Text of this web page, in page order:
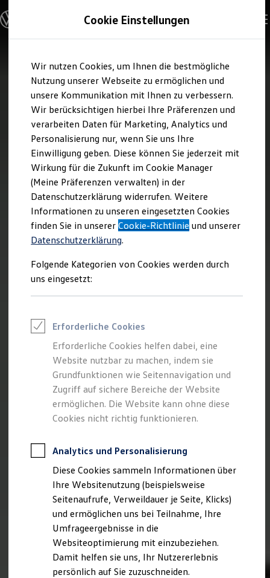
Hauptinhalt
springen
Footer
springen
Modelle und Konfigurator
Konfigurator
Modelle vergleichen
Elektroautos
ENERGY Sondermodelle
Nutzfahrzeuge
SUV und CUV
Familienautos
Kombis
Kompaktwagen
Sportwagen
Schnell verfügbare Fahrzeuge
Angebote und Produkte
Aktuelle Angebote
E-Auto-Förderung
Volkswagen Marktplatz
Die ENERGY Sondermodelle
Junge Gebrauchtwagen und Gebrauchtwagen
Volkswagen Zertifizierte Gebrauchtwagen
Elektromobilität bei Gebrauchtwagen
Saisonangebote
Reifenpakete
Leasing
Leasing-Angebote
Elektroauto Leasing
Kleinwagen-Leasing
Leasing ohne Anzahlung
Finanzierung
Autokredit mit Schlussrate
Versicherungen und Garantien
Kfz-Versicherung
Restschuldversicherungen
Garantien
Professional Class bei Volkswagen
Behörden
Direktkunden
Sonderfahrzeuge
Anpfiff zum Gewinn
Elektromobilität
Elektroautos
ID. Tutorials
Elektrofahrzeugkonzepte
ID. EVERY1
Reichweite
Cookie Einstellungen
Wir nutzen Cookies, um Ihnen die bestmögliche
Nutzung unserer Webseite zu ermöglichen und
unsere Kommunikation mit Ihnen zu verbessern.
Wir berücksichtigen hierbei Ihre Präferenzen und
verarbeiten Daten für Marketing, Analytics und
Personalisierung nur, wenn Sie uns Ihre
Einwilligung geben. Diese können Sie jederzeit mit
Wirkung für die Zukunft im Cookie Manager
(Meine Präferenzen verwalten) in der
Datenschutzerklärung widerrufen. Weitere
Informationen zu unseren eingesetzten Cookies
finden Sie in unsererCookie-Richtlinie und unserer
Datenschutzerklärung.
Folgende Kategorien von Cookies werden durch
uns eingesetzt:
Erforderliche Cookies
Erforderliche Cookies helfen dabei, eine
Website nutzbar zu machen, indem sie
Grundfunktionen wie Seitennavigation und
Zugriff auf sichere Bereiche der Website
ermöglichen. Die Website kann ohne diese
Cookies nicht richtig funktionieren.
Analytics und Personalisierung
Diese Cookies sammeln Informationen über
Ihre Websitenutzung (beispielsweise
Seitenaufrufe, Verweildauer je Seite, Klicks)
und ermöglichen uns bei Teilnahme, Ihre
Umfrageergebnisse in die
Websiteoptimierung mit einzubeziehen.
Damit helfen sie uns, Ihr Nutzererlebnis
persönlich auf Sie zuzuschneiden.